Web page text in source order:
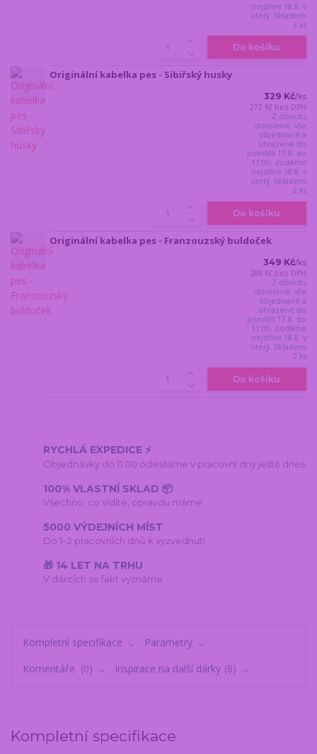
nejdříve 18.8. v
úterý. Skladem
3 ks
Do košíku
Originální kabelka pes - Sibiřský husky
329 Kč/ks
272 Kč bez DPH
Z důvodu
dovolené, vše
objednané a
uhrazené do
pondělí 17.8. do
11:00, dodáme
nejdříve 18.8. v
úterý. Skladem
2 ks
Do košíku
Originální kabelka pes - Franzouzský buldoček
349 Kč/ks
288 Kč bez DPH
Z důvodu
dovolené, vše
objednané a
uhrazené do
pondělí 17.8. do
11:00, dodáme
nejdříve 18.8. v
úterý. Skladem
2 ks
Do košíku
RYCHLÁ EXPEDICE ⚡
Objednávky do 11:00 odesíláme v pracovní dny ještě dnes
100% VLASTNÍ SKLAD 📦
Všechno, co vidíte, opravdu máme
5000 VÝDEJNÍCH MÍST
Do 1–2 pracovních dnů k vyzvednutí
🎁 14 LET NA TRHU
V dárcích se fakt vyznáme
Kompletní specifikace
Parametry
Komentáře
0 Inspirace na další dárky 8
Kompletní specifikace